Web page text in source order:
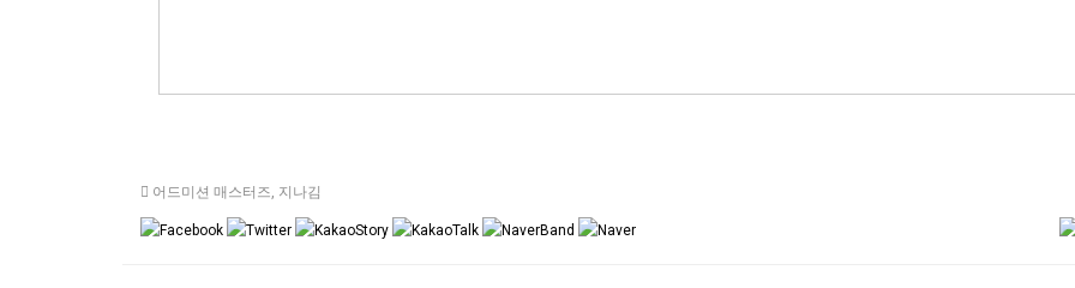
어드미션 매스터즈, 지나김